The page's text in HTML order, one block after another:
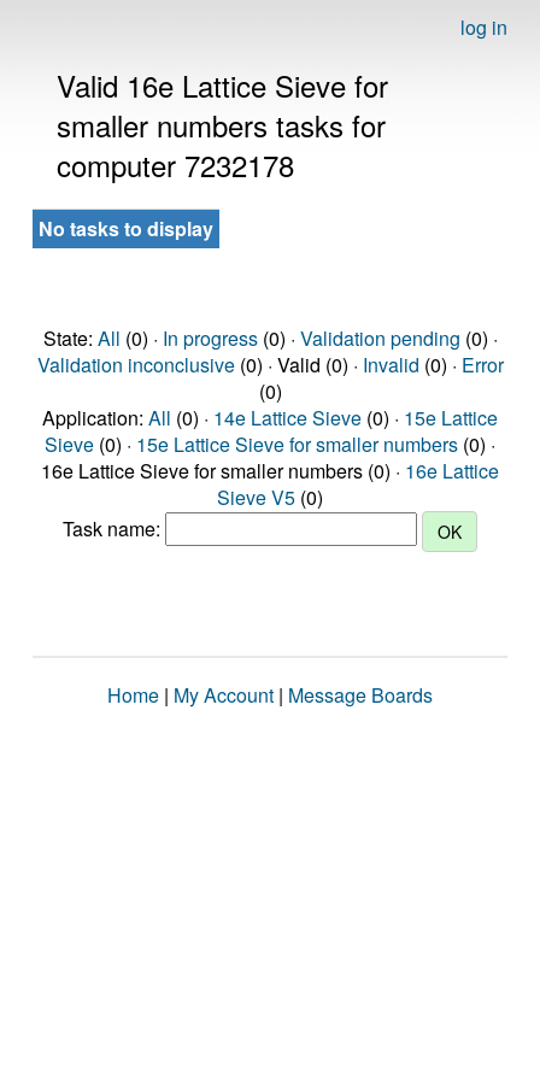
log in
Valid 16e Lattice Sieve for
smaller numbers tasks for
computer 7232178
No tasks to display
State: All (0) · In progress(0) · Validation pending (0) ·
Validation inconclusive(0) · Valid (0) · Invalid (0) · Error
(0)
Application: All (0) · 14e Lattice Sieve (0) · 15e Lattice
Sieve (0) · 15e Lattice Sieve for smaller numbers (0) ·
16e Lattice Sieve for smaller numbers (0) · 16e Lattice
Sieve V5 (0)
Task name:
Home | My Account | Message Boards